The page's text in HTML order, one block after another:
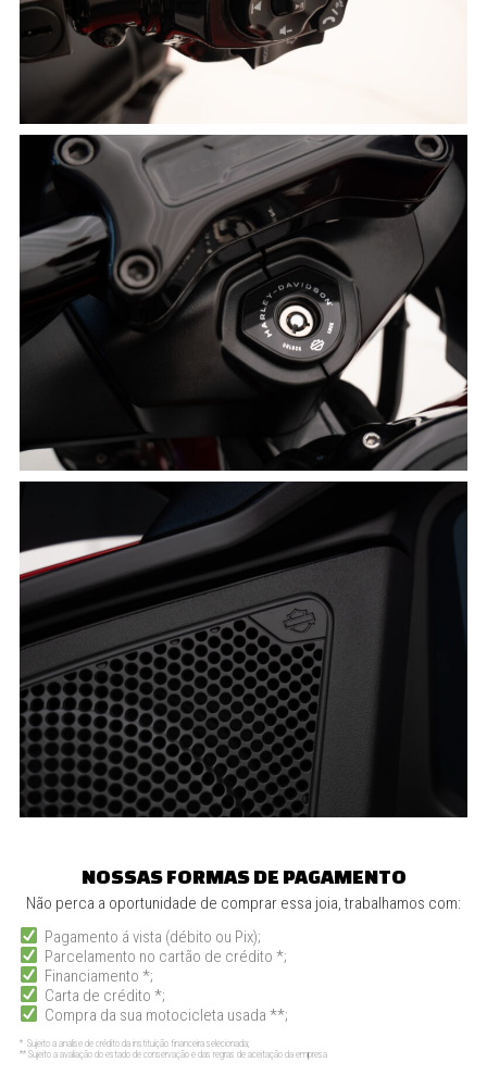
NOSSAS FORMAS DE PAGAMENTO
Não perca a oportunidade de comprar essa joia, trabalhamos com:
Pagamento á vista (débito ou Pix);
Parcelamento no cartão de crédito *;
Financiamento *;
Carta de crédito *;
Compra da sua motocicleta usada **;
* Sujeito a analise de crédito da instituição financeira selecionada;
** Sujeito a avaliação do estado de conservação e das regras de aceitação da empresa